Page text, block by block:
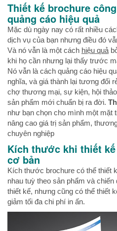
Thiết kế brochure
quảng cáo hiệu quả
Mặc dù ngày nay có rất nhiều
dịch vụ của bạn nhưng điều đó
Và nó vẫn là một cách hiệu quả
khi họ cần nhưng lại thấy trước
Nó vẫn là cách quảng cáo hiệu
nghĩa, và giá thành lại tương đối
chợ thương mại, sự kiện, hội
sản phẩm mới chuẩn bị ra đời.
như bạn chọn cho mình một mặt
nâng cao giá trị sản phẩm,
chuyên nghiệp
Kích thước khi thiết
cơ bản
Kích thước brochure có thể thiết
nhau tuỳ theo sản phẩm và
thiết kế, nhưng cũng có thể thiết
giảm tối đa chi phí in ấn.